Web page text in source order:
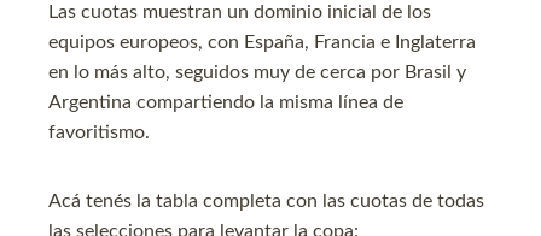
Las cuotas muestran un dominio inicial de los
equipos europeos, con España, Francia e Inglaterra
en lo más alto, seguidos muy de cerca por Brasil y
Argentina compartiendo la misma línea de
favoritismo.
Acá tenés la tabla completa con las cuotas de todas
las selecciones para levantar la copa: